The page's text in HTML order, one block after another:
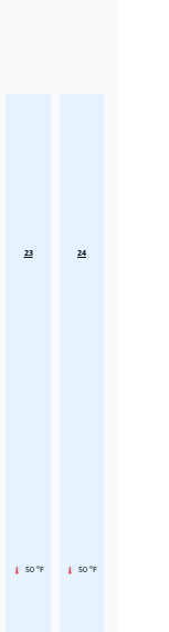
23
50 °F
24
50 °F